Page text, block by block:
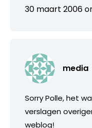
30 maart 2006
media
Sorry Polle, het
verslagen
weblog!